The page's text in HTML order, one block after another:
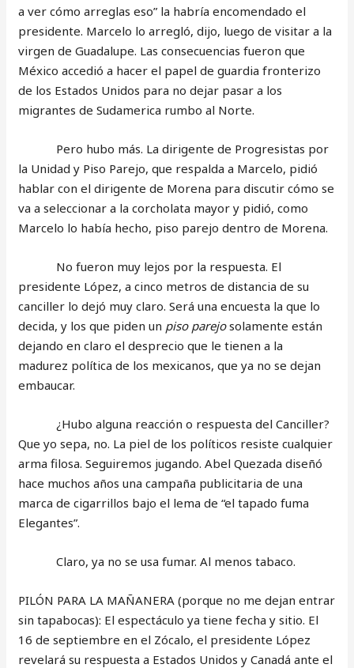
a ver cómo arreglas eso” la habría encomendado el
presidente. Marcelo lo arregló, dijo, luego de visitar a la
virgen de Guadalupe. Las consecuencias fueron que
México accedió a hacer el papel de guardia fronterizo
de los Estados Unidos para no dejar pasar a los
migrantes de Sudamerica rumbo al Norte.
Pero hubo más. La dirigente de Progresistas por
la Unidad y Piso Parejo, que respalda a Marcelo, pidió
hablar con el dirigente de Morena para discutir cómo se
va a seleccionar a la corcholata mayor y pidió, como
Marcelo lo había hecho, piso parejo dentro de Morena.
No fueron muy lejos por la respuesta. El
presidente López, a cinco metros de distancia de su
canciller lo dejó muy claro. Será una encuesta la que lo
decida, y los que piden un piso parejosolamente están
dejando en claro el desprecio que le tienen a la
madurez política de los mexicanos, que ya no se dejan
embaucar.
¿Hubo alguna reacción o respuesta del Canciller?
Que yo sepa, no. La piel de los políticos resiste cualquier
arma filosa. Seguiremos jugando. Abel Quezada diseñó
hace muchos años una campaña publicitaria de una
marca de cigarrillos bajo el lema de “el tapado fuma
Elegantes”.
Claro, ya no se usa fumar. Al menos tabaco.
PILÓN PARA LA MAÑANERA (porque no me dejan entrar
sin tapabocas): El espectáculo ya tiene fecha y sitio. El
16 de septiembre en el Zócalo, el presidente López
revelará su respuesta a Estados Unidos y Canadá ante el